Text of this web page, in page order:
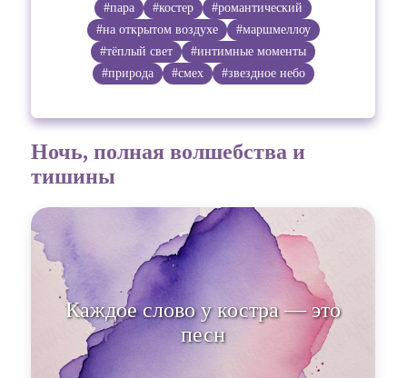
#пара #костер
#романтический
#на открытом воздухе
#маршмеллоу
#тёплый свет
#интимные моменты
#природа
#смех #звездное небо
Ночь, полная волшебства и
тишины
Каждое слово у костра — это
песня, полная чу